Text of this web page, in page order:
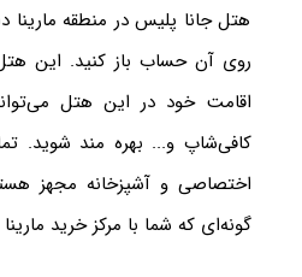
هتل جانا پلیس در منطقه
روی آن حساب باز کنید. این
اقامت خود در این هتل
کافی‌شاپ و... بهره مند شوید.
اختصاصی و آشپزخانه مجهز
گونه‌ای که شما با مرکز خرید مارینا فقط ۱۵ دقیقه پیاده